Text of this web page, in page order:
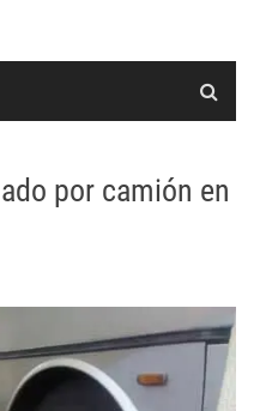
por camión en